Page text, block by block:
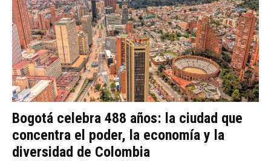
Bogotá celebra 488 años: la ciudad que
concentra el poder, la economía y la
diversidad de Colombia